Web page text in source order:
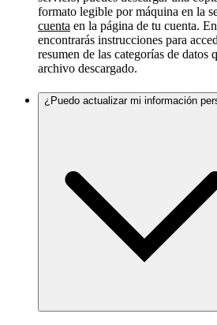
formato legible por máquina en la
cuenta en la página de tu cuenta.
encontrarás instrucciones para
resumen de las categorías de datos
archivo descargado.
¿Puedo actualizar mi información